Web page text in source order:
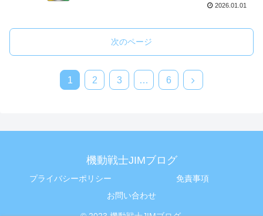
2026.01.01
次のページ
1 2 3 … 6
機動戦士JIMブログ
プライバシーポリシー
免責事項
お問い合わせ